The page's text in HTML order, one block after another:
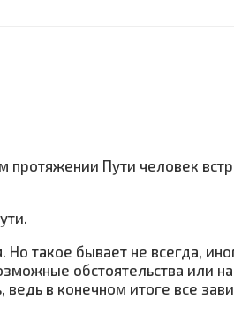
протяжении Пути человек
Но такое бывает не всегда,
обстоятельства или
в конечном итоге все